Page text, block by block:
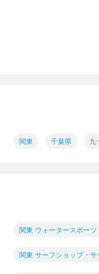
関東 千葉県 九
関東 ウォータースポー
関東 サーフショップ・